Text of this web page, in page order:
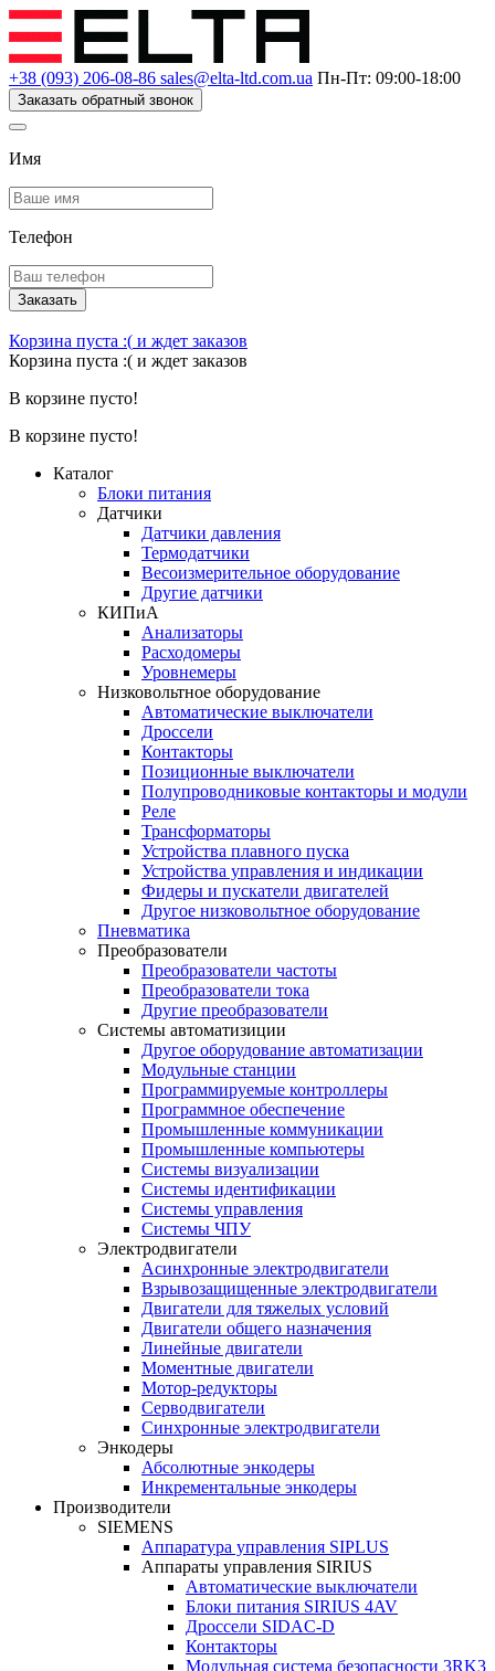
+38 (093) 206-08-86 sales@elta-ltd.com.ua Пн-Пт: 09:00-18:00
Заказать обратный звонок
Имя
Телефон
Заказать
Корзина пуста :( и ждет заказов
Корзина пуста :( и ждет заказов
В корзине пусто!
В корзине пусто!
Каталог
Блоки питания
Датчики
Датчики давления
Термодатчики
Весоизмерительное оборудование
Другие датчики
КИПиА
Анализаторы
Расходомеры
Уровнемеры
Низковольтное оборудование
Автоматические выключатели
Дроссели
Контакторы
Позиционные выключатели
Полупроводниковые контакторы и модули
Реле
Трансформаторы
Устройства плавного пуска
Устройства управления и индикации
Фидеры и пускатели двигателей
Другое низковольтное оборудование
Пневматика
Преобразователи
Преобразователи частоты
Преобразователи тока
Другие преобразователи
Системы автоматизиции
Другое оборудование автоматизации
Модульные станции
Программируемые контроллеры
Программное обеспечение
Промышленные коммуникации
Промышленные компьютеры
Системы визуализации
Системы идентификации
Системы управления
Системы ЧПУ
Электродвигатели
Асинхронные электродвигатели
Взрывозащищенные электродвигатели
Двигатели для тяжелых условий
Двигатели общего назначения
Линейные двигатели
Моментные двигатели
Мотор-редукторы
Серводвигатели
Синхронные электродвигатели
Энкодеры
Абсолютные энкодеры
Инкрементальные энкодеры
Производители
SIEMENS
Аппаратура управления SIPLUS
Аппараты управления SIRIUS
Автоматические выключатели
Блоки питания SIRIUS 4AV
Дроссели SIDAC-D
Контакторы
Модульная система безопасности 3RK3